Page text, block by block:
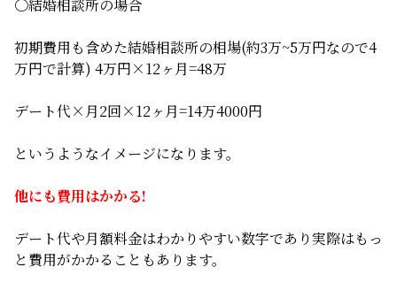
〇結婚相談所の場合
初期費用も含めた結婚相談所の相場(約3万~5万円なので4
万円で計算) 4万円×12ヶ月=48万
デート代×月2回×12ヶ月=14万4000円
というようなイメージになります。
他にも費用はかかる!
デート代や月額料金はわかりやすい数字であり実際はもっ
と費用がかかることもあります。